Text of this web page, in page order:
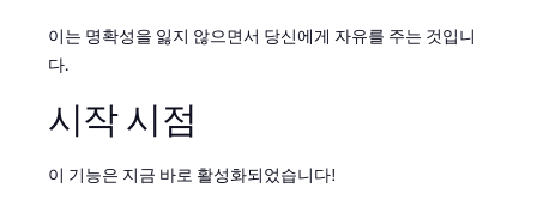
이는 명확성을 잃지 않으면서 당신에게 자유를 주는 것입니
다.
시작 시점
이 기능은 지금 바로 활성화되었습니다!